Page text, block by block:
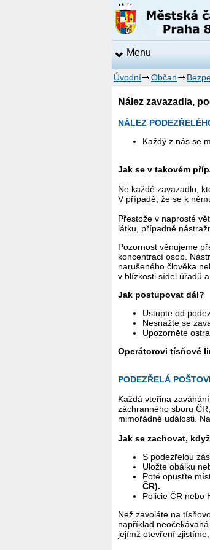
Menu
Úvodní Občan
Nález zavazadla,
NÁLEZ
Každý z nás se
Jak se v takovém
Ne každé zavazadlo,
V případě, že se k
Přestože v naprosté
látku, případně
Pozornost věnujeme
koncentrací osob.
narušeného člověka
v blízkosti sídel úřadů
Jak postupovat dál?
Ustupte od
Nesnažte se
Upozorněte
Operátorovi tísňové
PODEZŘELÁ
Každá vteřina
záchranného sboru
mimořádné události.
Jak se zachovat,
S podezřelou
Uložte obálku
Poté opusťte
ČR).
Policie ČR nebo
Než zavoláte na
například
jejímž otevření